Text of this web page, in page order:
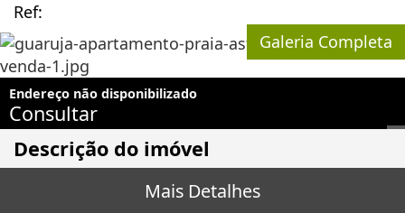
Ref:
Galeria Completa
Endereço não disponibilizado
Consultar
Descrição do imóvel
Mais Detalhes